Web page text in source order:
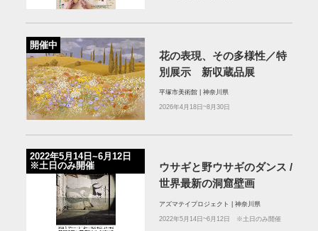
開催中
花の表現、その多様性／特
別展示 新収蔵品展
平塚市美術館 | 神奈川県
2026年4月18日~8月30日
2022年5月14日~6月12日
※土日のみ開催
ウサギと野ウサギのダンス /
世界最新の洞窟壁画
アズマテイプロジェクト | 神奈川県
2022年5月14日~6月12日 ※土日のみ開催